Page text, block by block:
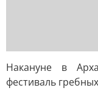
Накануне в
фестиваль